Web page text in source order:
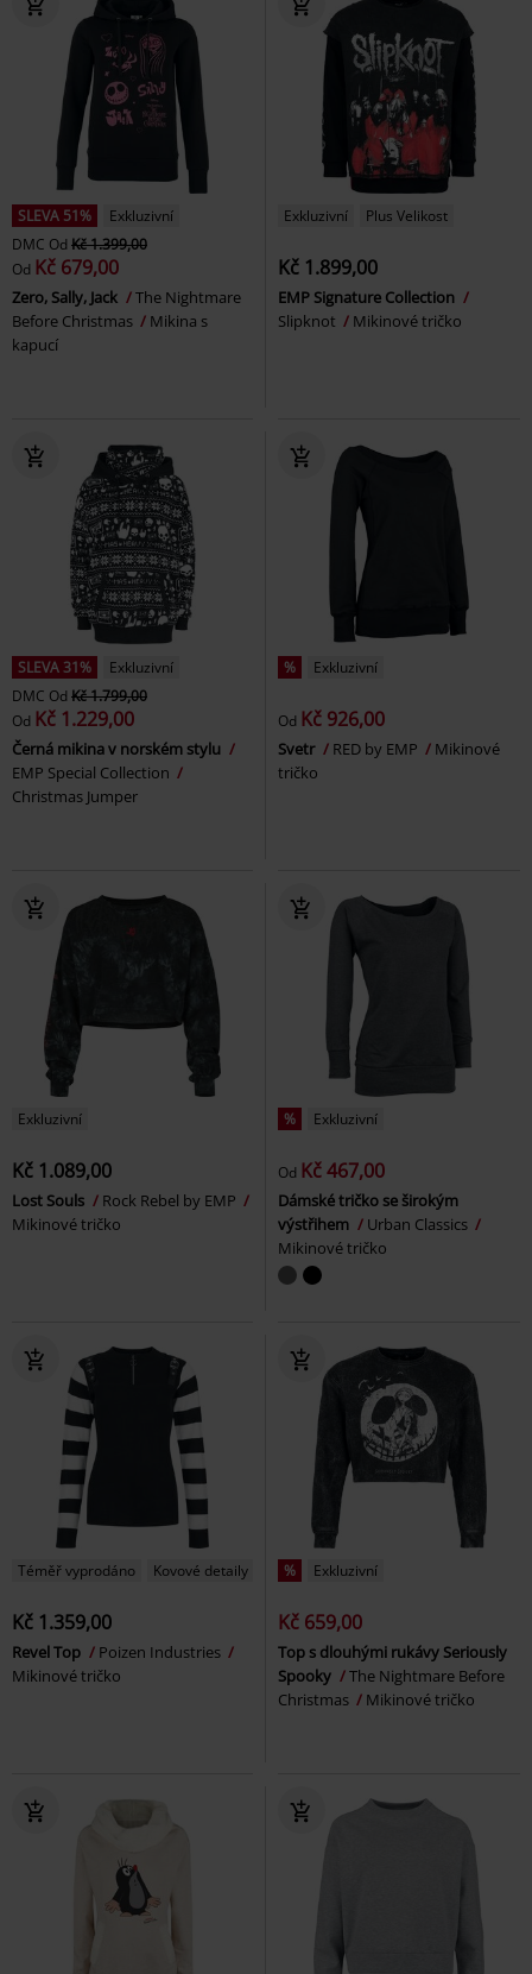
SLEVA 51%
Exkluzivní
DMC Od Kč 1.399,00
Od Kč 679,00
Zero, Sally, Jack
The Nightmare
Before Christmas
Mikina s
kapucí
Exkluzivní Plus Velikost
Kč 1.899,00
EMP Signature Collection
Slipknot
Mikinové tričko
SLEVA 31%
Exkluzivní
DMC Od Kč 1.799,00
Od Kč 1.229,00
Černá mikina v norském stylu
EMP Special Collection
Christmas Jumper
% Exkluzivní
Od Kč 926,00
Svetr RED by EMP
Mikinové
tričko
Exkluzivní
Kč 1.089,00
Lost Souls
Rock Rebel by EMP
Mikinové tričko
% Exkluzivní
Od Kč 467,00
Dámské tričko se širokým
výstřihem
Urban Classics
Mikinové tričko
Téměř vyprodáno Kovové detaily
Kč 1.359,00
Revel Top
Poizen Industries
Mikinové tričko
% Exkluzivní
Kč 659,00
Top s dlouhými rukávy Seriously
Spooky
The Nightmare Before
Christmas
Mikinové tričko